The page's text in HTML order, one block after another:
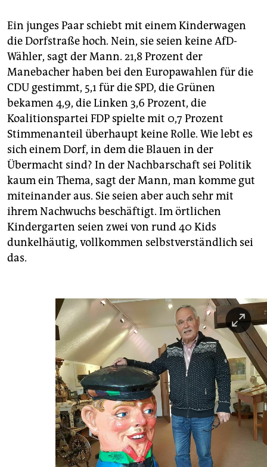
Ein junges Paar schiebt mit einem Kinderwagen
die Dorfstraße hoch. Nein, sie seien keine AfD-
Wähler, sagt der Mann. 21,8 Prozent der
Manebacher haben bei den Europawahlen für die
CDU gestimmt, 5,1 für die SPD, die Grünen
bekamen 4,9, die Linken 3,6 Prozent, die
Koalitionspartei FDP spielte mit 0,7 Prozent
Stimmenanteil überhaupt keine Rolle. Wie lebt es
sich einem Dorf, in dem die Blauen in der
Übermacht sind? In der Nachbarschaft sei Politik
kaum ein Thema, sagt der Mann, man komme gut
miteinander aus. Sie seien aber auch sehr mit
ihrem Nachwuchs beschäftigt. Im örtlichen
Kindergarten seien zwei von rund 40 Kids
dunkelhäutig, vollkommen selbstverständlich sei
das.